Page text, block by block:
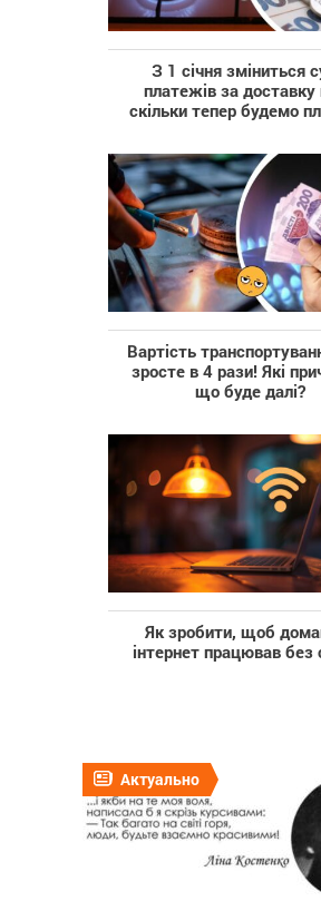
З 1 січня зміниться
платежів за доставку
скільки тепер будемо
Вартість
зросте в 4 рази! Які
що буде далі?
Як зробити, щоб
інтернет працював без
Актуально